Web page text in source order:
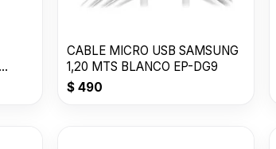
CABLE MICRO USB SAMSUNG
1,20 MTS BLANCO EP-DG9
$490